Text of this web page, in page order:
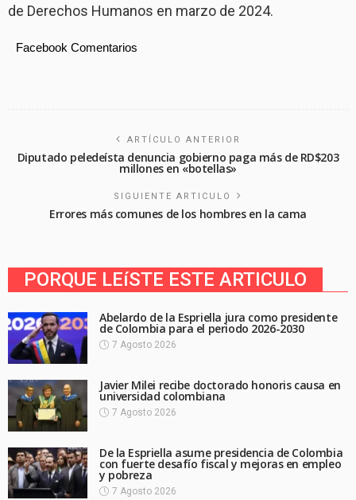
de Derechos Humanos en marzo de 2024.
Facebook Comentarios
ARTÍCULO ANTERIOR
Diputado peledeísta denuncia gobierno paga más de RD$203
millones en «botellas»
SIGUIENTE ARTICULO
Errores más comunes de los hombres en la cama
PORQUE LEíSTE ESTE ARTICULO
Abelardo de la Espriella jura como presidente
de Colombia para el periodo 2026-2030
7 Agosto 2026
Javier Milei recibe doctorado honoris causa en
universidad colombiana
7 Agosto 2026
De la Espriella asume presidencia de Colombia
con fuerte desafío fiscal y mejoras en empleo
y pobreza
7 Agosto 2026